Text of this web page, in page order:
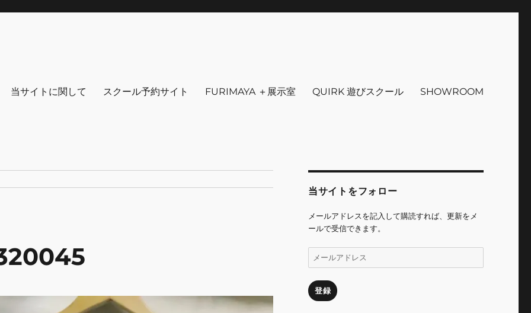
当サイトに関して スクール予約サイト FURIMAYA ＋展示室 QUIRK 遊びスクール SHOWROOM
当サイトをフォロー
メールアドレスを記入して購読すれば、更新をメ
ールで受信できます。
ー
ア
ド
登録